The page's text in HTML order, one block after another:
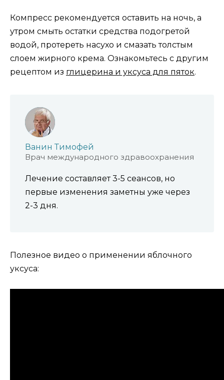
Компресс рекомендуется оставить на ночь, а
утром смыть остатки средства подогретой
водой, протереть насухо и смазать толстым
слоем жирного крема. Ознакомьтесь с другим
рецептом из глицерина и уксуса для пяток.
Ванин Тимофей
Врач международного здравоохранения
Лечение составляет 3-5 сеансов, но
первые изменения заметны уже через
2-3 дня.
Полезное видео о применении яблочного
уксуса: